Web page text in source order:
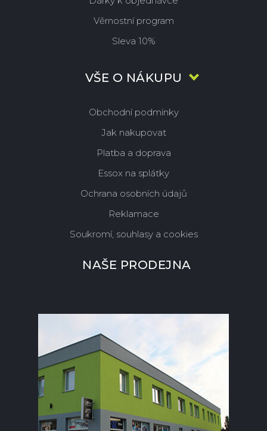
Věrnostní program
Sleva 10%
VŠE O NÁKUPU
Obchodní podmínky
Jak nakupovat
Platba a doprava
Essox na splátky
Ochrana osobních údajů
Reklamace
Soukromí, souhlasy a cookies
NAŠE PRODEJNA